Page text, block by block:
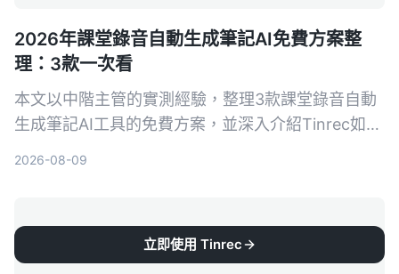
2026年課堂錄音自動生成筆記AI免費方案整
理：3款一次看
本文以中階主管的實測經驗，整理3款課堂錄音自動
生成筆記AI工具的免費方案，並深入介紹Tinrec如何
2026-08-09
立即使用 Tinrec